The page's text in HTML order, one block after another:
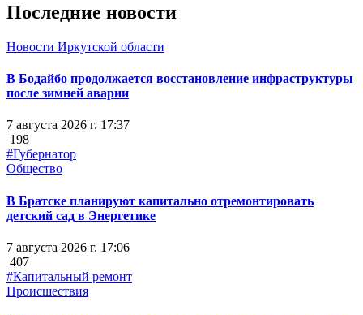
Последние новости
Новости Иркутской области
В Бодайбо продолжается восстановление инфраструктуры
после зимней аварии
7 августа 2026 г. 17:37
198
#Губернатор
Общество
В Братске планируют капитально отремонтировать
детский сад в Энергетике
7 августа 2026 г. 17:06
407
#Капитальный ремонт
Происшествия